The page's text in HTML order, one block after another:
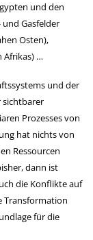
und den
Gasfelder
Osten),
Afrikas) …
und der
sichtbarer
Prozesses von
hat nichts von
Ressourcen
dann ist
die Konflikte auf
Transformation
für die